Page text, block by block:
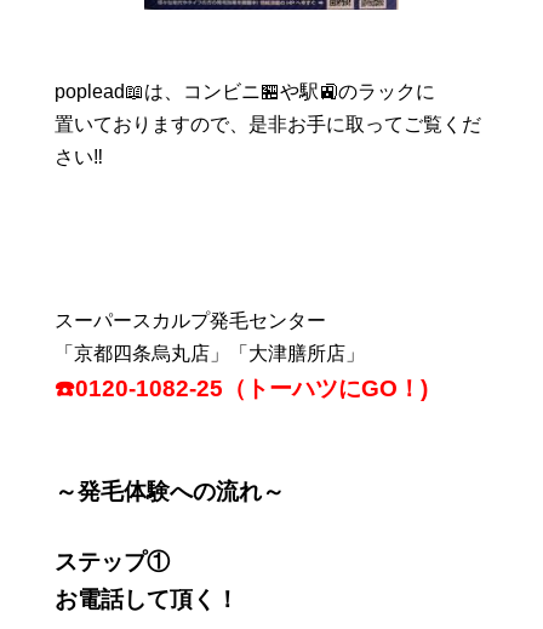
poplead📖は、コンビニ🏪や駅🚉のラックに
置いておりますので、是非お手に取ってご覧くだ
さい‼️
スーパースカルプ発毛センター
「京都四条烏丸店」「大津膳所店」
☎️0120-1082-25（トーハツにGO！)
～発毛体験への流れ～
ステップ①
お電話して頂く！